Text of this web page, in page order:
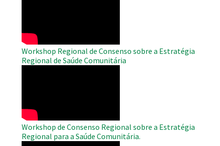
Workshop Regional de Consenso sobre a Estratégia
Regional de Saúde Comunitária
Workshop de Consenso Regional sobre a Estratégia
Regional para a Saúde Comunitária.